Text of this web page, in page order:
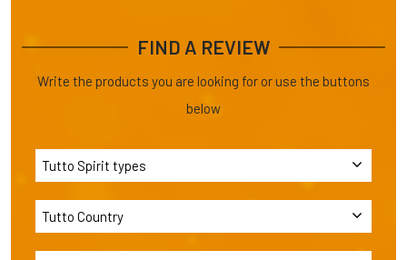
FIND A REVIEW
Write the products you are looking for or use the buttons
below